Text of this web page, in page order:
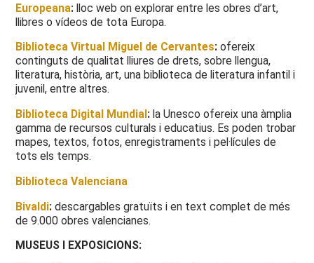
Europeana:lloc web on explorar entre les obres d’art,
llibres o vídeos de tota Europa.
Biblioteca Virtual Miguel de Cervantes: ofereix
continguts de qualitat lliures de drets, sobre llengua,
literatura, història, art, una biblioteca de literatura infantil i
juvenil, entre altres.
Biblioteca Digital Mundial: la Unesco ofereix una àmplia
gamma de recursos culturals i educatius. Es poden trobar
mapes, textos, fotos, enregistraments i pel·lícules de
tots els temps.
Biblioteca Valenciana
Bivaldi:descargables gratuïts i en text complet de més
de 9.000 obres valencianes.
MUSEUS I EXPOSICIONS: